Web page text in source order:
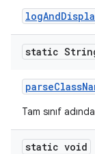
logAnd
static
parseClass
Tam sınıf
static void